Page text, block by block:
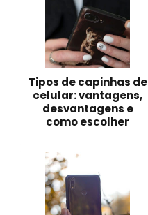
Tipos de capinhas de
celular: vantagens,
desvantagens e
como escolher